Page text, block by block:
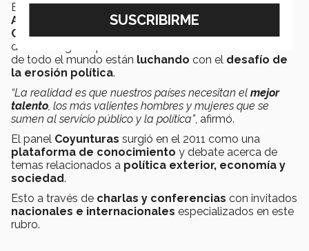
En su papel como moderador de este eventoGabriel
Aguilera, decano regional de la Escuela de
Ciencias Sociales y Gobiernocompartió un mensaje
donde aseguró que en la actualidad las
de todo el mundo están luchando con el desafío de
la erosión política.
“La realidad es que nuestros países necesitan el mejor
talento, los más valientes hombres y mujeres que se
sumen al servicio público y la política”, afirmó.
El panel Coyunturas surgió en el 2011 como una
plataforma de conocimiento y debate acerca de
temas relacionados a política exterior, economía y
sociedad.
Esto a través de charlas y conferencias con invitados
nacionales e internacionales especializados en este
rubro.